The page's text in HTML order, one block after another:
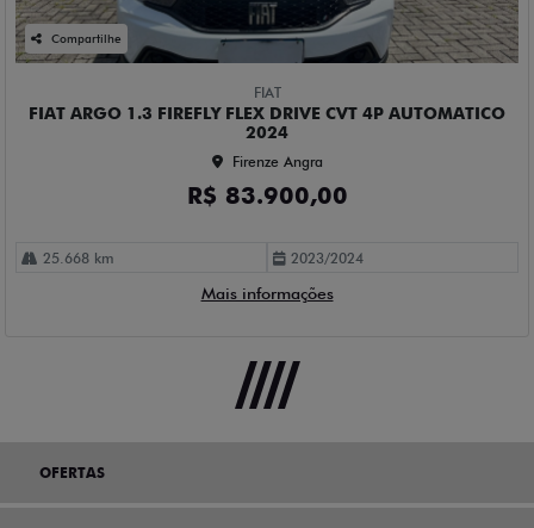
Compartilhe
FIAT
FIAT ARGO 1.3 FIREFLY FLEX DRIVE CVT 4P AUTOMATICO
2024
Firenze Angra
R$ 83.900,00
25.668 km 2023/2024
Mais informações
OFERTAS